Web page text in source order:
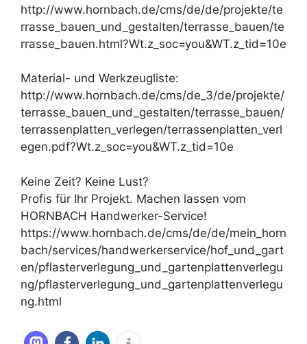
http://www.hornbach.de/cms/de/de/projekte/te
rrasse_bauen_und_gestalten/terrasse_bauen/te
rrasse_bauen.html?Wt.z_soc=you&WT.z_tid=10e
Material- und Werkzeugliste:
http://www.hornbach.de/cms/de_3/de/projekte/
terrasse_bauen_und_gestalten/terrasse_bauen/
terrassenplatten_verlegen/terrassenplatten_verl
egen.pdf?Wt.z_soc=you&WT.z_tid=10e
Keine Zeit? Keine Lust?
Profis für Ihr Projekt. Machen lassen vom
HORNBACH Handwerker-Service!
https://www.hornbach.de/cms/de/de/mein_horn
bach/services/handwerkerservice/hof_und_gart
en/pflasterverlegung_und_gartenplattenverlegu
ng/pflasterverlegung_und_gartenplattenverlegu
ng.html